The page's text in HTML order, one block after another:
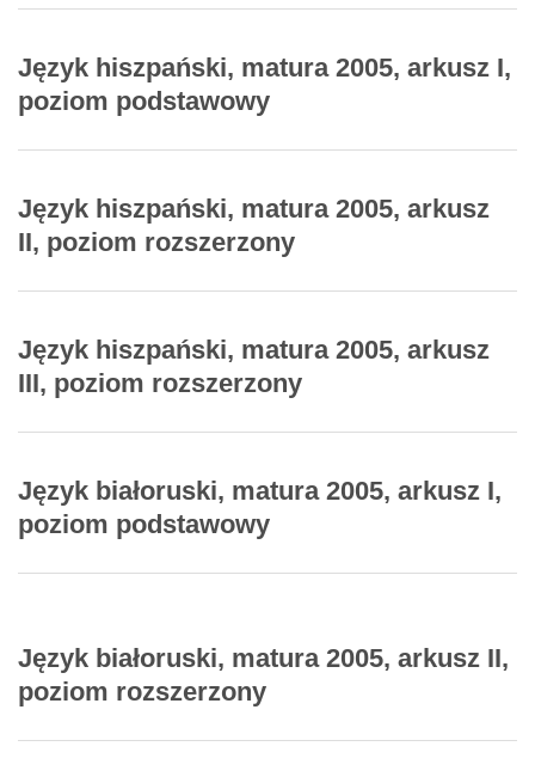
Język hiszpański, matura 2005, arkusz I,
poziom podstawowy
Język hiszpański, matura 2005, arkusz
II, poziom rozszerzony
Język hiszpański, matura 2005, arkusz
III, poziom rozszerzony
Język białoruski, matura 2005, arkusz I,
poziom podstawowy
Język białoruski, matura 2005, arkusz II,
poziom rozszerzony